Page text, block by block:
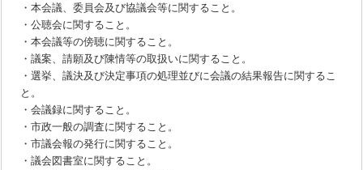
・本会議、委員会及び協議会等に関すること。
・公聴会に関すること。
・本会議等の傍聴に関すること。
・議案、請願及び陳情等の取扱いに関すること。
・選挙、議決及び決定事項の処理並びに会議の結果報告に関するこ
と。
・会議録に関すること。
・市政一般の調査に関すること。
・市議会報の発行に関すること。
・議会図書室に関すること。